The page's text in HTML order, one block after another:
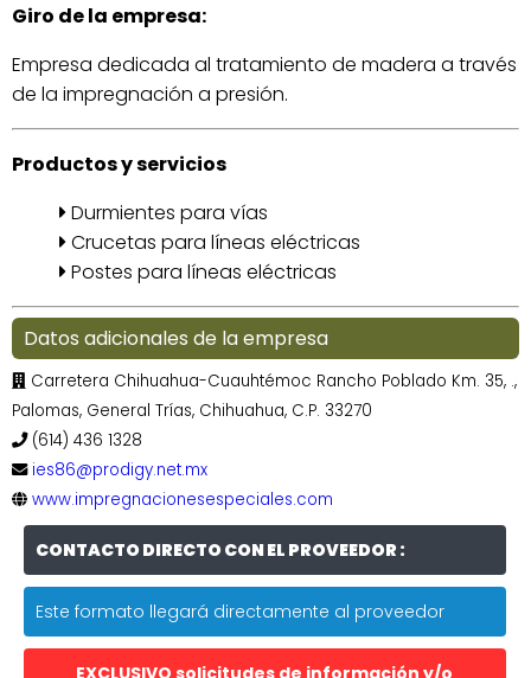
Giro de la empresa:
Empresa dedicada al tratamiento de madera a través
de la impregnación a presión.
Productos y servicios
Durmientes para vías
Crucetas para líneas eléctricas
Postes para líneas eléctricas
Datos adicionales de la empresa
Carretera Chihuahua-Cuauhtémoc Rancho Poblado Km. 35, .,
Palomas, General Trías, Chihuahua, C.P. 33270
(614) 436 1328
ies86@prodigy.net.mx
www.impregnacionesespeciales.com
CONTACTO DIRECTO CON EL PROVEEDOR :
Este formato llegará directamente al proveedor
EXCLUSIVO solicitudes de información y/o